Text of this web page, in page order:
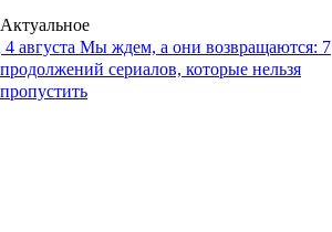
Актуальное
4 августа Мы ждем, а они возвращаются: 7
продолжений сериалов, которые нельзя
пропустить